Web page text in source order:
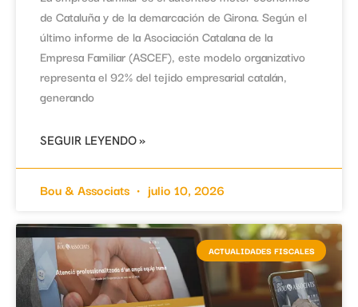
de Cataluña y de la demarcación de Girona. Según el
último informe de la Asociación Catalana de la
Empresa Familiar (ASCEF), este modelo organizativo
representa el 92% del tejido empresarial catalán,
generando
SEGUIR LEYENDO »
Bou & Associats julio 10, 2026
ACTUALIDADES FISCALES